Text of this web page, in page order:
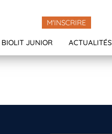
M'INSCRIRE
BIOLIT JUNIOR ACTUALITÉS